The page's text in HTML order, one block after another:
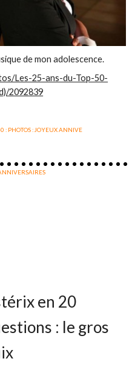
de mon adolescence.
Les-25-ans-du-Top-50-
2092839
: PHOTOS : JOYEUX ANNIVE
en 20
: le gros